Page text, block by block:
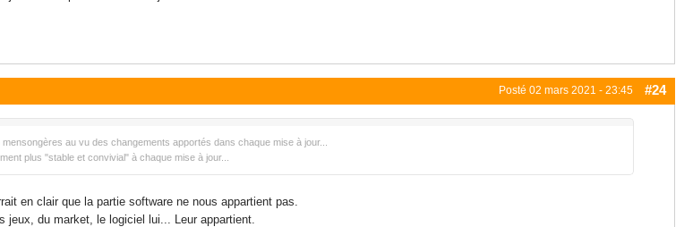
Posté 02 mars 2021 - 23:45 #24
au vu des changements apportés dans chaque mise à jour...
plus "stable et convivial" à chaque mise à jour...
en clair que la partie software ne nous appartient pas.
jeux, du market, le logiciel lui... Leur appartient.